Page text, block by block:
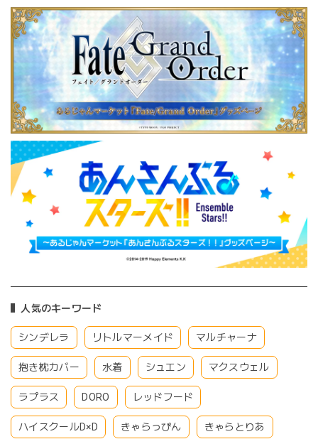
人気のキーワード
シンデレラ リトルマーメイド マルチャーナ
抱き枕カバー 水着 シュエン マクスウェル
ラプラス DORO レッドフード
ハイスクールD×D きゃらっぴん きゃらとりあ